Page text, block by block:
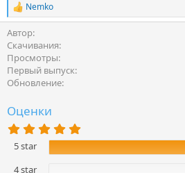
Р
е
а
к
ц
и
и
:
Nemko
Автор
Скачивания
Просмотры
Первый выпуск
Обновление
Оценки
.
0
0
5 star
4 star